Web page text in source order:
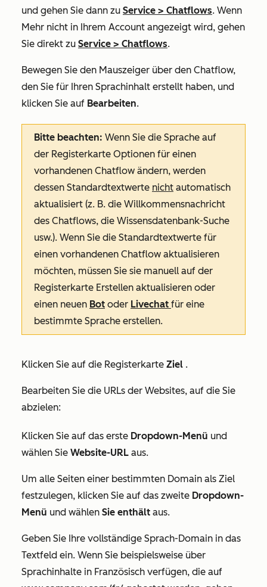
und gehen Sie dann zu Service > Chatflows. Wenn
Mehr nicht in Ihrem Account angezeigt wird, gehen
Sie direkt zu Service > Chatflows.
Bewegen Sie den Mauszeiger über den Chatflow,
den Sie für Ihren Sprachinhalt erstellt haben, und
klicken Sie auf Bearbeiten.
Bitte beachten: Wenn Sie die Sprache auf
der Registerkarte Optionen für einen
vorhandenen Chatflow ändern, werden
dessen Standardtextwerte nicht automatisch
aktualisiert (z. B. die Willkommensnachricht
des Chatflows, die Wissensdatenbank-Suche
usw.). Wenn Sie die Standardtextwerte für
einen vorhandenen Chatflow aktualisieren
möchten, müssen Sie sie manuell auf der
Registerkarte Erstellen aktualisieren oder
einen neuen Bot oder Livechat für eine
bestimmte Sprache erstellen.
Klicken Sie auf die Registerkarte Ziel .
Bearbeiten Sie die URLs der Websites, auf die Sie
abzielen:
Klicken Sie auf das erste Dropdown-Menü und
wählen Sie Website-URL aus.
Um alle Seiten einer bestimmten Domain als Ziel
festzulegen, klicken Sie auf das zweite Dropdown-
Menü und wählen Sie enthält aus.
Geben Sie Ihre vollständige Sprach-Domain in das
Textfeld ein. Wenn Sie beispielsweise über
Sprachinhalte in Französisch verfügen, die auf